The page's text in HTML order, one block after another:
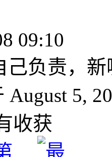
09:10
己负责，
August 5,
收获